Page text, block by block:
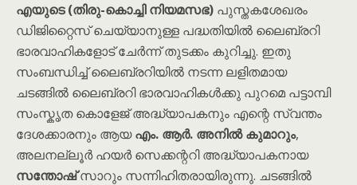
എയുടെ (തിരു-കൊച്ചി നിയമസഭ) പുസ്തകശേഖരം
ഡിജിറ്റൈസ് ചെയ്യാനുള്ള പദ്ധതിയിൽ ലൈബ്രറി
ഭാരവാഹികളോട് ചേർന്ന് തുടക്കം കുറിച്ചു. ഇതു
സംബന്ധിച്ച് ലൈബ്രറിയിൽ നടന്ന ലളിതമായ
ചടങ്ങിൽ ലൈബ്രറി ഭാരവാഹികൾക്കു പുറമെ പട്ടാമ്പി
സംസ്കൃത കൊളേജ് അദ്ധ്യാപകനും എന്റെ സ്വന്തം
ദേശക്കാരനും ആയഎം. ആർ. അനിൽ കുമാറും,
അലനല്ലൂർ ഹയർ സെക്കന്ററി അദ്ധ്യാപകനായ
സന്തോഷ്സാറും സന്നിഹിതരായിരുന്നു. ചടങ്ങിൽ